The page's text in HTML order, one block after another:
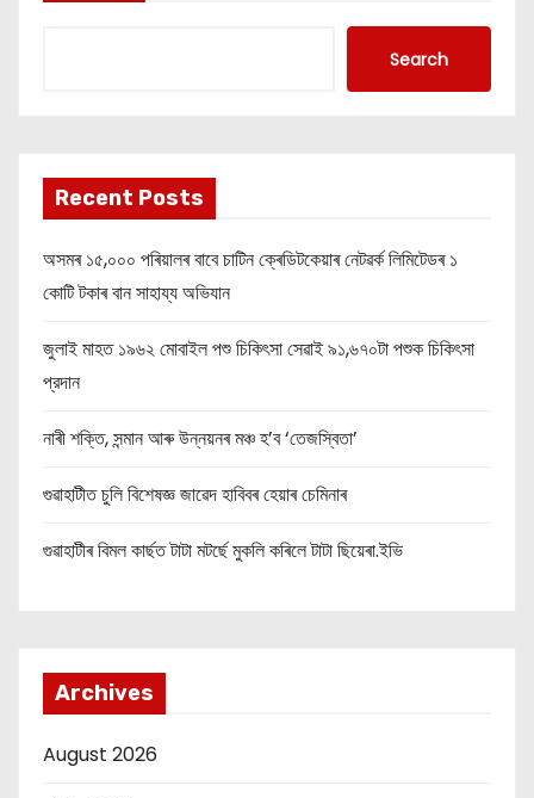
Search
Recent Posts
অসমৰ ১৫,০০০ পৰিয়ালৰ বাবে চাটিন ক্ৰেডিটকেয়াৰ নেটৱৰ্ক লিমিটেডৰ ১
কোটি টকাৰ বান সাহায্য অভিযান
জুলাই মাহত ১৯৬২ মোবাইল পশু চিকিৎসা সেৱাই ৯১,৬৭০টা পশুক চিকিৎসা
প্রদান
নাৰী শক্তি, সন্মান আৰু উন্নয়নৰ মঞ্চ হ’ব ‘তেজস্বিতা’
গুৱাহাটীত চুলি বিশেষজ্ঞ জাৱেদ হাবিবৰ হেয়াৰ চেমিনাৰ
গুৱাহাটীৰ বিমল কাৰ্ছত টাটা মটৰ্ছে মুকলি কৰিলে টাটা ছিয়েৰা.ইভি
Archives
August 2026